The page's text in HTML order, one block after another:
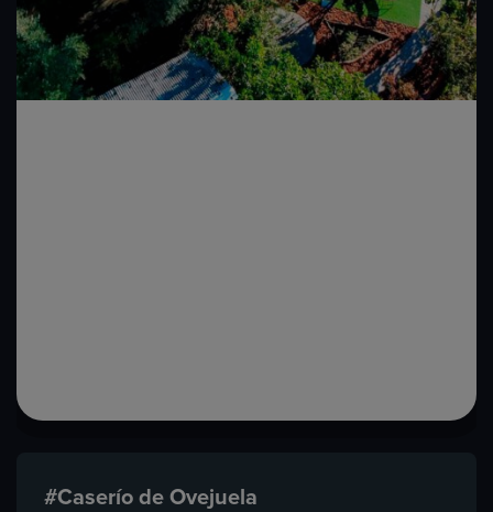
#Caserío de Ovejuela